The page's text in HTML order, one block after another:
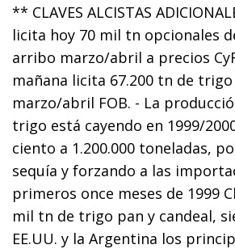
** CLAVES ALCISTAS
licita hoy 70 mil tn opcionales
arribo marzo/abril a precios
mañana licita 67.200 tn de trigo
marzo/abril FOB. - La
trigo está cayendo en 1999/
ciento a 1.200.000 toneladas,
sequía y forzando a las
primeros once meses de 1999
mil tn de trigo pan y candeal,
EE.UU. y la Argentina los